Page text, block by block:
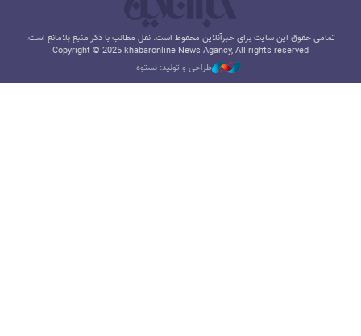
تمامی حقوق این سایت برای خبرآنلاین محفوظ است. نقل مطالب با ذکر منبع بلامانع است.
Copyright © 2025 khabaronline News Agancy, All rights reserved
طراحی و تولید: نستوه